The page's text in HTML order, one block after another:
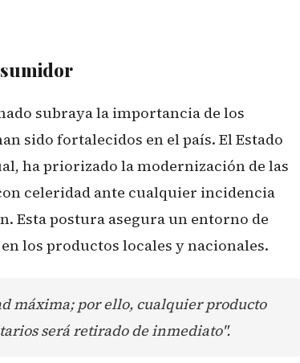
subraya la importancia de los
sido fortalecidos en el país. El Estado
ha priorizado la modernización de las
celeridad ante cualquier incidencia
Esta postura asegura un entorno de
los productos locales y nacionales.
máxima; por ello, cualquier producto
será retirado de inmediato".